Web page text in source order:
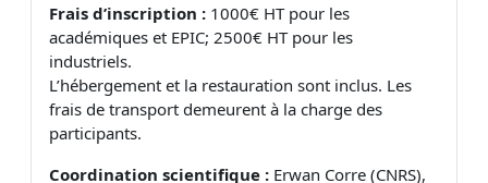
Frais d’inscription : 1000€ HT pour les
académiques et EPIC; 2500€ HT pour les
industriels.
L’hébergement et la restauration sont inclus. Les
frais de transport demeurent à la charge des
participants.
Coordination scientifique : Erwan Corre (CNRS),